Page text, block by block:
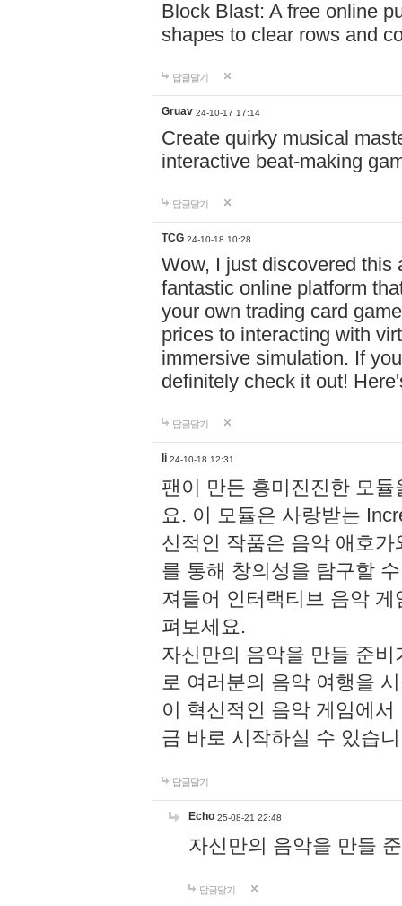
Block Blast: A free online
shapes to clear rows and
답글달기
Gruav 24-10-17 17:14
Create quirky musical
interactive beat-making
답글달기
TCG 24-10-18 10:28
Wow, I just discovered this
fantastic online platform
your own trading card
prices to interacting with
immersive simulation. If
definitely check it out!
답글달기
li 24-10-18 12:31
팬이 만든 흥미진진한 모
요. 이 모듈은 사랑받는
신적인 작품은 음악 애호
를 통해 창의성을 탐구할
져들어 인터랙티브 음악
펴보세요.
자신만의 음악을 만들 준
로 여러분의 음악 여행을
이 혁신적인 음악 게임에
금 바로 시작하실 수 있습
답글달기
Echo 25-08-21 22:48
자신만의 음악을 만들
답글달기